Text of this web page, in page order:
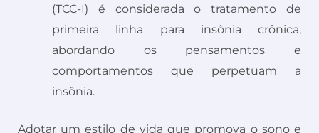
(TCC-I) é considerada o tratamento de
primeira linha para insônia crônica,
abordando os pensamentos e
comportamentos que perpetuam a
insônia.
Adotar um estilo de vida que promova o sono e